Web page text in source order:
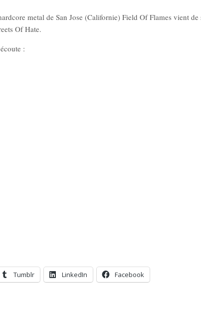
metal de San Jose (Californie) Field Of Flames vient
Of Hate.
:
Tumblr LinkedIn Facebook